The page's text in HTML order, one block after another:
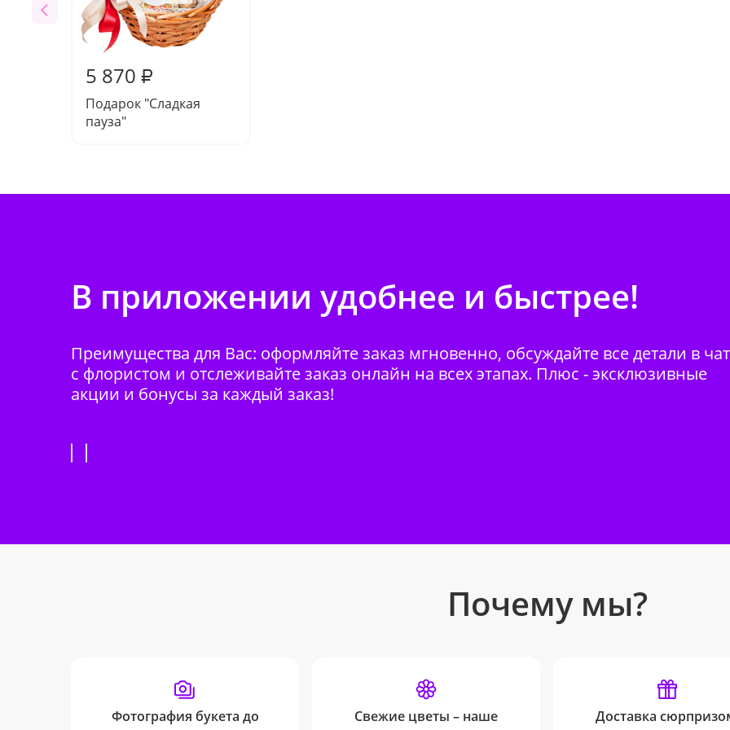
5 870 ₽
Подарок "Сладкая
пауза"
В приложении удобнее и быстрее!
Преимущества для Вас: оформляйте заказ мгновенно, обсуждайте все детали в
с флористом и отслеживайте заказ онлайн на всех этапах. Плюс - эксклюзивные
акции и бонусы за каждый заказ!
Почему мы?
Фотография букета до
Свежие цветы – наше
Доставка